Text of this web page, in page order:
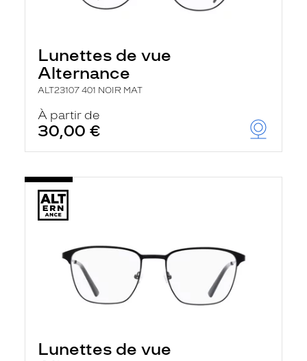
Lunettes de vue
Alternance
ALT23107 401 NOIR MAT
À partir de
30,00 €
Lunettes de vue